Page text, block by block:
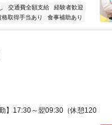
交通費全額支給
経験者歓迎
格取得手当あり 食事補助あり
】17:30～翌09:30（休憩120